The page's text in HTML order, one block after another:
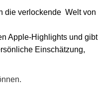
die verlockende Welt von
Apple-Highlights und gibt
Einschätzung,